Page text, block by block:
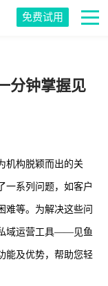
免费试用
分钟掌握见
机构脱颖而出的关
一系列问题，如客户
难等。为解决这些问
域运营工具——见鱼
能及优势，帮助您轻